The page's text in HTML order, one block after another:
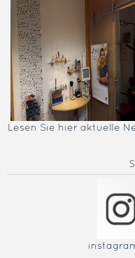
Lesen Sie hier aktuelle